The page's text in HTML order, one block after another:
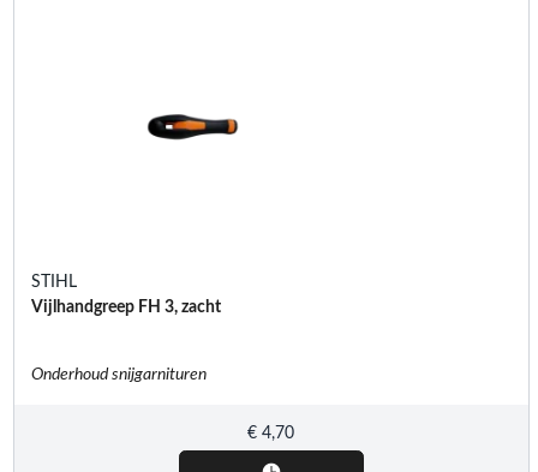
STIHL
Vijlhandgreep FH 3, zacht
Onderhoud snijgarnituren
€ 4,70